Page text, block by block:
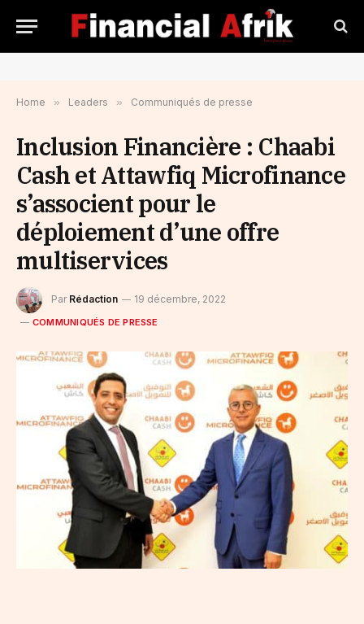
Home » Leaders » Communiqués de presse
Inclusion Financière : Chaabi
Cash et Attawfiq Microfinance
s’associent pour le
déploiement d’une offre
multiservices
Par Rédaction 19 décembre, 2022
COMMUNIQUÉS DE PRESSE